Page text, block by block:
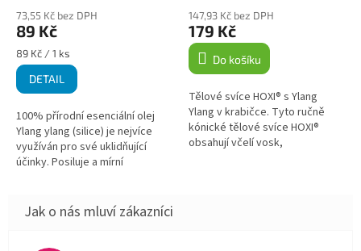
73,55 Kč bez DPH
89 Kč
Měrná
cena:
89 Kč / 1 ks
DETAIL
100% přírodní esenciální olej
Ylang ylang (silice) je nejvíce
využíván pro své uklidňující
účinky. Posiluje a mírní
Ylang...
147,93 Kč bez DPH
179 Kč
Do košíku
Tělové svíce HOXI® s Ylang
Ylang v krabičce. Tyto ručně
kónické tělové svíce HOXI®
obsahují včelí vosk,